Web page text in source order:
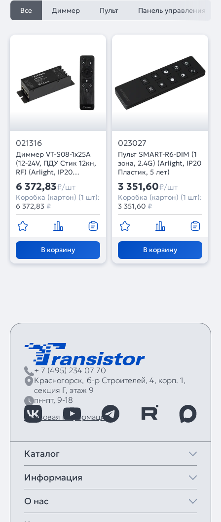
Все Диммер Пульт Панель управления
021316
Диммер VT-S08-1x25A
(12-24V, ПДУ Стик 12кн,
RF) (Arlight, IP20
Металл, 3 года)
6 372,83₽/шт
Коробка (картон) (1 шт):
6 372,83 ₽
В корзину
023027
Пульт SMART-R6-DIM (1
зона, 2.4G) (Arlight, IP20
Пластик, 5 лет)
3 351,60₽/шт
Коробка (картон) (1 шт):
3 351,60 ₽
В корзину
+ 7 (495) 234 07 70
Красногорск, б‑р Строителей, 4, корп. 1,
секция Г, этаж 9
пн-пт, 9-18
Правовая информация
Каталог
Информация
О нас